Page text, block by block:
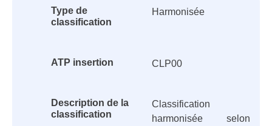
Type de
classification
Harmonisée
ATP insertion CLP00
Description de la
classification
Classification
harmonisée selon